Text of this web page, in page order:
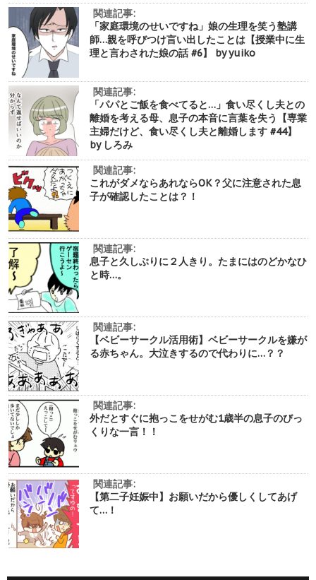
関連記事:
「家庭環境のせいですね」娘の生理を笑う塾講
師…親を呼びつけ言い出したことは【授業中に生
理と言わされた娘の話 #6】 by yuiko
関連記事:
「パパとご飯を食べてると…」食い尽くし夫との
離婚を考える母、息子の本音に言葉を失う【専業
主婦だけど、食い尽くし夫と離婚します #44】
by しろみ
関連記事:
これがダメならあれならOK？父に注意された息
子が確認したことは？！
関連記事:
息子と久しぶりに２人きり。たまにはのどかなひ
と時…。
関連記事:
【ベビーサークル活用術】ベビーサークルを嫌が
る赤ちゃん。大泣きするので代わりに…？？
関連記事:
外だとすぐに抱っこをせがむ1歳半の息子のびっ
くりな一言！！
関連記事:
【第二子妊娠中】お願いだから優しくしてあげ
て…！